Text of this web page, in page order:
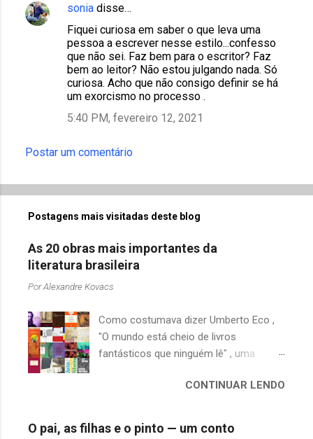
C
r
s
sonia disse…
Fiquei curiosa em saber o que leva uma
pessoa a escrever nesse estilo...confesso
que não sei. Faz bem para o escritor? Faz
bem ao leitor? Não estou julgando nada. Só
curiosa. Acho que não consigo definir se há
um exorcismo no processo .
5:40 PM, fevereiro 12, 2021
Postar um comentário
Postagens mais visitadas deste blog
As 20 obras mais importantes da
literatura brasileira
PorAlexandre Kovacs
Como costumava dizer Umberto Eco ,
"O mundo está cheio de livros
fantásticos que ninguém lê" , uma
quando falamos de clássicos da
escritores brasileiros, somos forçados
CONTINUAR LENDO
O pai, as filhas e o pinto — um conto